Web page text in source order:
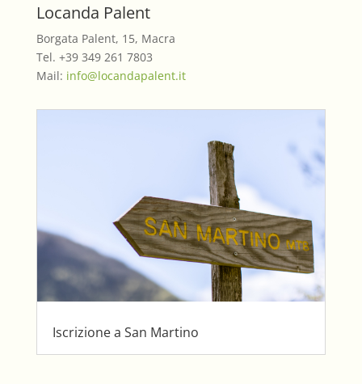
Locanda Palent
Borgata Palent, 15, Macra
Tel. +39 349 261 7803
Mail: info@locandapalent.it
Iscrizione a San Martino